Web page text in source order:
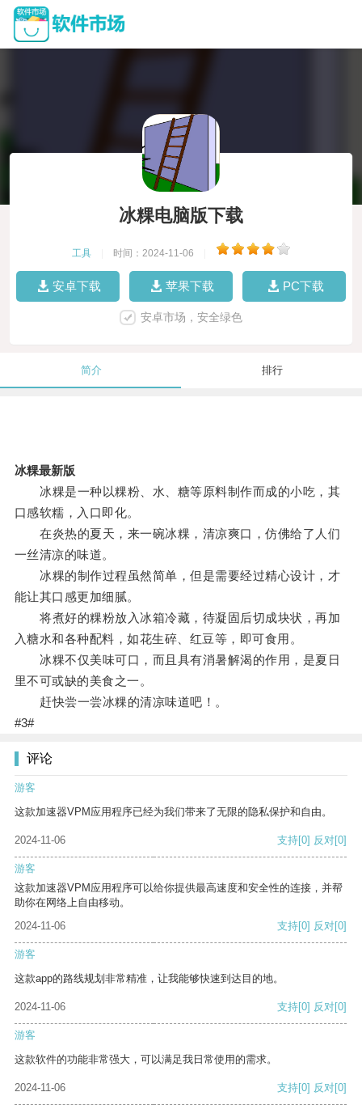
冰粿电脑版下载
工具 时间：2024-11-06
安卓下载 苹果下载 PC下载
安卓市场，安全绿色
简介 排行
冰粿最新版
冰粿是一种以粿粉、水、糖等原料制作而成的小吃，其
口感软糯，入口即化。
在炎热的夏天，来一碗冰粿，清凉爽口，仿佛给了人们
一丝清凉的味道。
冰粿的制作过程虽然简单，但是需要经过精心设计，才
能让其口感更加细腻。
将煮好的粿粉放入冰箱冷藏，待凝固后切成块状，再加
入糖水和各种配料，如花生碎、红豆等，即可食用。
冰粿不仅美味可口，而且具有消暑解渴的作用，是夏日
里不可或缺的美食之一。
赶快尝一尝冰粿的清凉味道吧！。
#3#
评论
游客
这款加速器VPM应用程序已经为我们带来了无限的隐私保护和自由。
2024-11-06 支持[0] 反对[0]
游客
这款加速器VPM应用程序可以给你提供最高速度和安全性的连接，并帮
助你在网络上自由移动。
2024-11-06
支持[0] 反对[0]
游客
这款app的路线规划非常精准，让我能够快速到达目的地。
2024-11-06 支持[0] 反对[0]
游客
这款软件的功能非常强大，可以满足我日常使用的需求。
2024-11-06 支持[0] 反对[0]